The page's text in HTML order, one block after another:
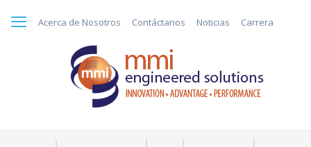
Acerca de Nosotros Contáctanos Noticias Carrera